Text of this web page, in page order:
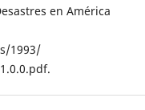
en América
1993/